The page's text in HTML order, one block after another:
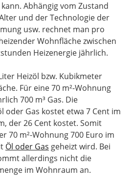
Abhängig vom Zustand
und der Technologie der
usw. rechnet man pro
Wohnfläche zwischen
Heizenergie jährlich.
Heizöl bzw. Kubikmeter
Für eine 70 m²-Wohnung
700 m³ Gas. Die
oder Gas kostet etwa 7 Cent im
der 26 Cent kostet. Somit
70 m²-Wohnung 700 Euro im
Öl oder Gas geheizt wird. Bei
allerdings nicht die
im Wohnraum an.